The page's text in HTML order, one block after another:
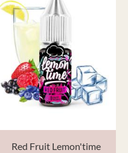
Red Fruit Lemon'time